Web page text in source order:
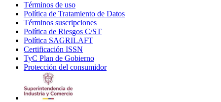
Términos de uso
in
new
window
Política de Tratamiento de Datos
Términos suscripciones
in
Política de Riesgos C/ST
Política SAGRILAFT
new
window
Certificación ISSN
in
new
TyC Plan de Gobierno
in
Protección del consumidorOpens